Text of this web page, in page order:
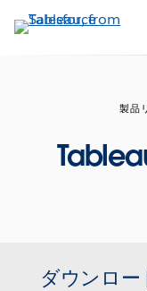
イ
製品
ダウンロー